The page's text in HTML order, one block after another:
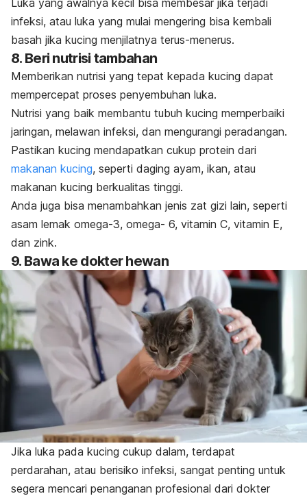
infeksi, atau luka yang mulai mengering bisa kembali
basah jika kucing menjilatnya terus-menerus.
8. Beri nutrisi tambahan
Memberikan nutrisi yang tepat kepada kucing dapat
mempercepat proses penyembuhan luka.
Nutrisi yang baik membantu tubuh kucing memperbaiki
jaringan, melawan infeksi, dan mengurangi peradangan.
Pastikan kucing mendapatkan cukup protein dari
makanan kucing, seperti daging ayam, ikan, atau
makanan kucing berkualitas tinggi.
Anda juga bisa menambahkan jenis zat gizi lain, seperti
asam lemak omega-3, omega- 6, vitamin C, vitamin E,
dan zink.
9. Bawa ke dokter hewan
Jika luka pada kucing cukup dalam, terdapat
perdarahan, atau berisiko infeksi, sangat penting untuk
segera mencari penanganan profesional dari dokter